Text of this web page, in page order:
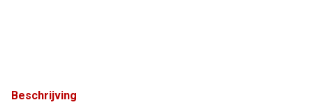
Beschrijving